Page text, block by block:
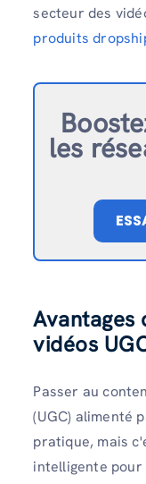
secteur des
produits
les
Avantages
vidéos
Passer au
(UGC) alimenté
pratique, mais
intelligente